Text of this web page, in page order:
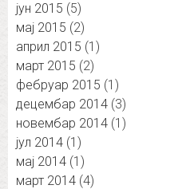
јун 2015 (5)
мај 2015 (2)
април 2015 (1)
март 2015 (2)
фебруар 2015 (1)
децембар 2014 (3)
новембар 2014 (1)
јул 2014 (1)
мај 2014 (1)
март 2014 (4)